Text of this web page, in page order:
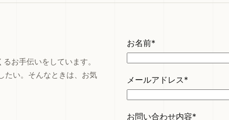
お手伝いをしています。
たい。そんなときは、お気
お名前*
メールアドレス*
お問い合わせ内容*